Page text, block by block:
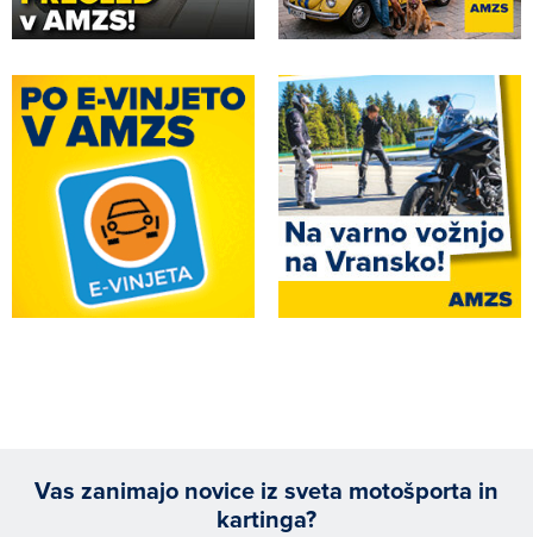
Vas zanimajo novice iz sveta motošporta in
kartinga?